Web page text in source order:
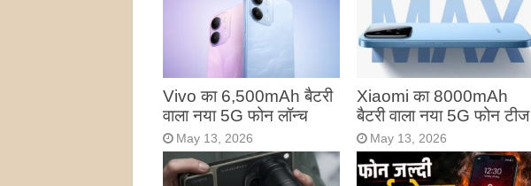
Vivo का 6,500mAh बैटरी
वाला नया 5G फोन लॉन्च
May 13, 2026
Xiaomi का 8000mAh
बैटरी वाला नया 5G फोन टीज
May 13, 2026